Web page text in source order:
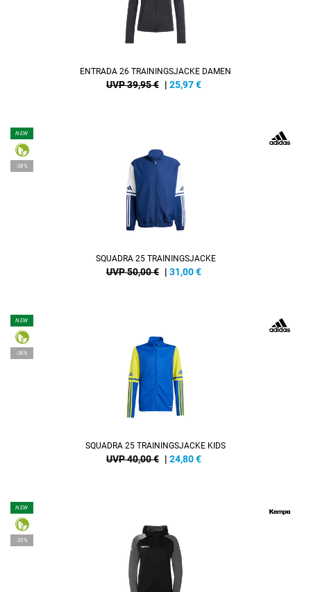
ENTRADA 26 TRAININGSJACKE DAMEN
UVP 39,95 € | 25,97€
NEW
-38%
SQUADRA 25 TRAININGSJACKE
UVP 50,00 € | 31,00€
NEW
-38%
SQUADRA 25 TRAININGSJACKE KIDS
UVP 40,00 € | 24,80€
NEW
-35%